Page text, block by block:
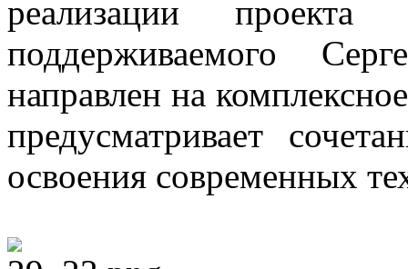
реализации
поддерживаемого
направлен на
предусматривает
освоения современных